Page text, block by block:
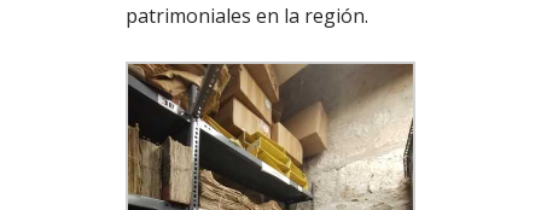
patrimoniales en la región.